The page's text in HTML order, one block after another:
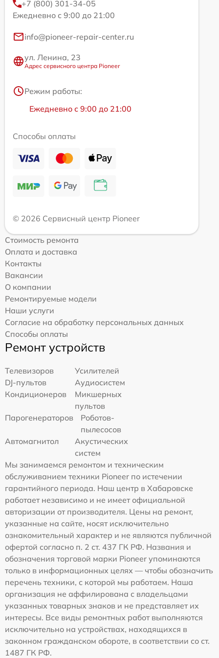
+7 (800) 301-34-05
Ежедневно с 9:00 до 21:00
info@pioneer-repair-center.ru
ул. Ленина, 23
Адрес сервисного центра Pioneer
Режим работы:
Ежедневно с 9:00 до 21:00
Способы оплаты
© 2026 Сервисный центр Pioneer
Стоимость ремонта
Оплата и доставка
Контакты
Вакансии
О компании
Ремонтируемые модели
Наши услуги
Согласие на обработку персональных данных
Способы оплаты
Ремонт устройств
Телевизоров
Усилителей
DJ-пультов
Аудиосистем
Кондиционеров
Микшерных
пультов
Парогенераторов
Роботов-
пылесосов
Автомагнитол
Акустических
систем
Мы занимаемся ремонтом и техническим
обслуживанием техники Pioneer по истечении
гарантийного периода. Наш центр в Хабаровске
работает независимо и не имеет официальной
авторизации от производителя. Цены на ремонт,
указанные на сайте, носят исключительно
ознакомительный характер и не являются публичной
офертой согласно п. 2 ст. 437 ГК РФ. Названия и
обозначения торговой марки Pioneer упоминаются
только в информационных целях — чтобы обозначить
перечень техники, с которой мы работаем. Наша
организация не аффилирована с владельцами
указанных товарных знаков и не представляет их
интересы. Все виды ремонтных работ выполняются
исключительно на устройствах, находящихся в
законном гражданском обороте, в соответствии со ст.
1487 ГК РФ.